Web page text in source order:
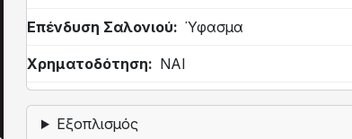
Επένδυση Σαλονιού Ύφασμα
Χρηματοδότηση ΝΑΙ
Εξοπλισμός